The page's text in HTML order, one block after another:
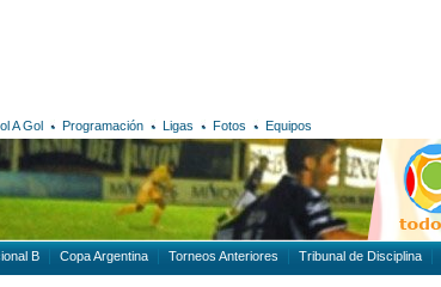
A Gol Programación Ligas Fotos Equipos
B Copa Argentina Torneos Anteriores Tribunal de Disciplina